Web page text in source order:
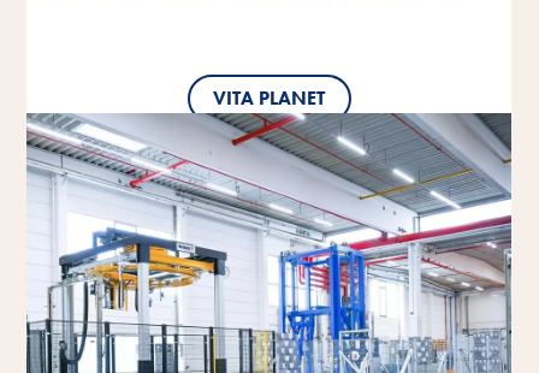
VITA PLANET
VITA PLANET
VITA PLANET